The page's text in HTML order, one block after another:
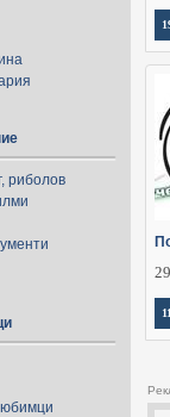
риболов